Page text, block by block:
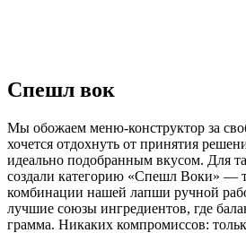
Спешл вок
Мы обожаем меню-конструктор за
хочется отдохнуть от принятия
идеально подобранным вкусом. Для
создали категорию «Спешл Воки» —
комбинации нашей лапши ручной
лучшие союзы ингредиентов, где
грамма. Никаких компромиссов: